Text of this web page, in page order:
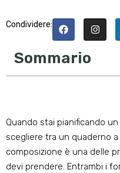
Condividere:
Sommario
Quando stai pianificando
scegliere tra un quaderno
composizione è una delle
devi prendere. Entrambi i